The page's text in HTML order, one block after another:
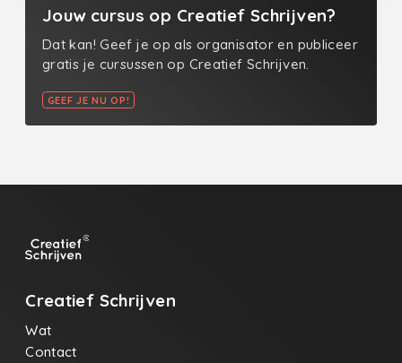
Jouw cursus op Creatief Schrijven?
Dat kan! Geef je op als organisator en publiceer
gratis je cursussen op Creatief Schrijven.
GEEF JE NU OP!
Creatief Schrijven
Wat
Contact